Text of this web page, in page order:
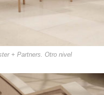
+ Partners. Otro nivel